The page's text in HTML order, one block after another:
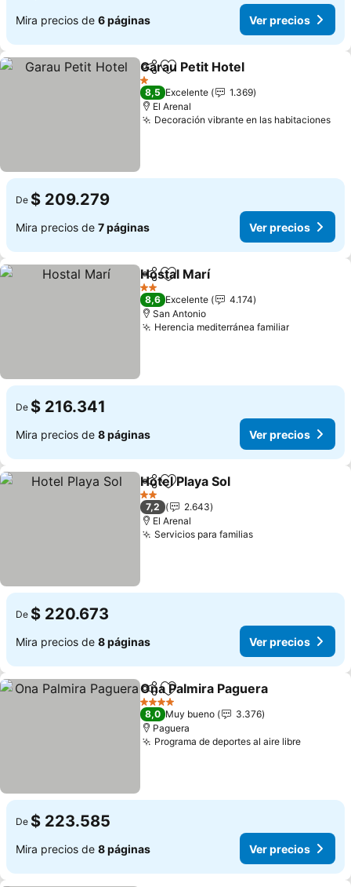
Mira precios de 6 páginas Ver precios
CompartirAgregar a favoritos
Garau Petit Hotel
1 Estrellas
8,5 Excelente
1.369
El Arenal
Decoración vibrante en las habitaciones
De $ 209.279
Mira precios de 7 páginas Ver precios
CompartirAgregar a favoritos
Hostal Marí
2 Estrellas
8,6 Excelente
4.174
San Antonio
Herencia mediterránea familiarVer
De $ 216.341
Mira precios de 8 páginas Ver precios
CompartirAgregar a favoritos
Hotel Playa Sol
2 Estrellas
7,2
2.643
El Arenal
Servicios para familiasVer precios
De $ 220.673
Mira precios de 8 páginas Ver precios
CompartirAgregar a favoritos
Ona Palmira Paguera
4 Estrellas
8,0 Muy bueno
3.376
Paguera
Programa de deportes al aire libreVer
De $ 223.585
Mira precios de 8 páginas Ver precios